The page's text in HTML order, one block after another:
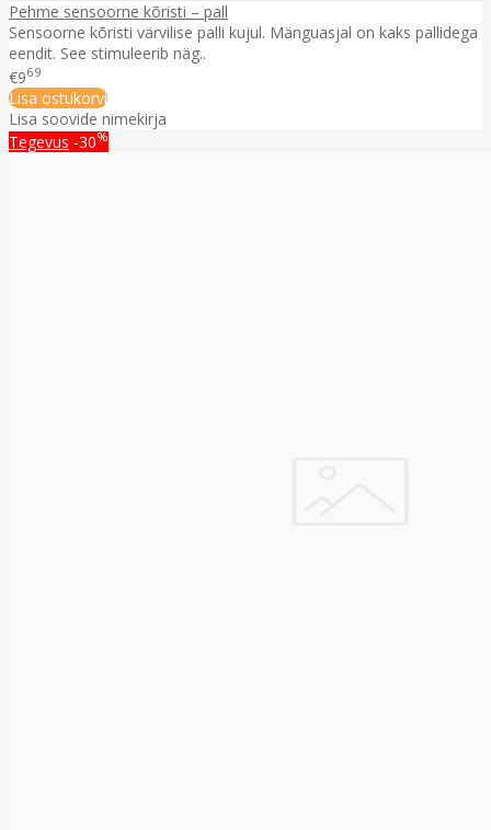
Pehme sensoorne kõristi – pall
Sensoorne kõristi värvilise palli kujul. Mänguasjal on kaks pallidega
eendit. See stimuleerib näg..
€969
Lisa ostukorvi
Lisa soovide nimekirja
Tegevus -30%